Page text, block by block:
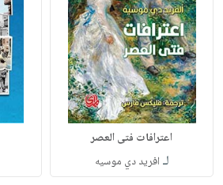
اعترافات فتى العصر
لـ افريد دي موسيه